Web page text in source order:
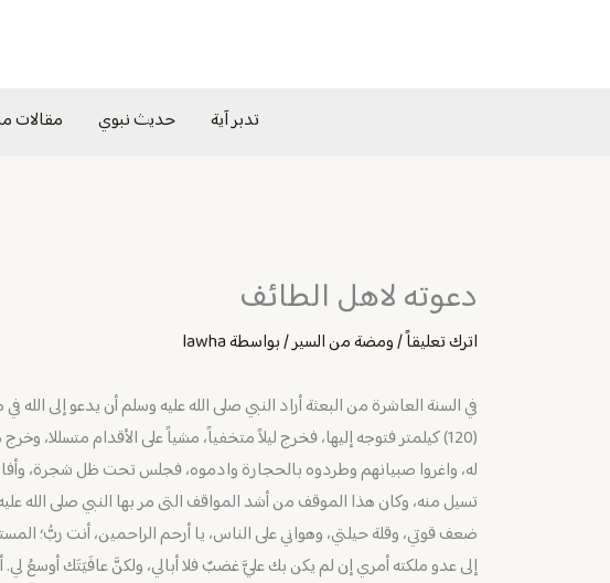
تدبر آية حديث نبوي مقالات
دعوته لاهل الطائف
اترك تعليقاً/ومضة من السير/ بواسطةlawha
في السنة العاشرة من البعثة أراد النبي صلى الله عليه وسلم أن يدعو إلى الله
(120) كيلمتر فتوجه إليها، فخرج ليلاً متخفياً، مشياً على الأقدام
له، واغروا صبيانهم وطردوه بالحجارة وادموه، فجلس تحت ظل شجرة،
تسيل منه، وكان هذا الموقف من أشد المواقف التى مر بها النبي صلى الله
ضعف قوتي، وقلة حيلتي، وهواني على الناس، يا أرحم الراحمين، أنت ربُّ؛
إلى عدو ملكته أمري إن لم يكن بك عليَّ غضبٌ فلا أبالي، ولكنَّ عافَيَتَك أوسعُ